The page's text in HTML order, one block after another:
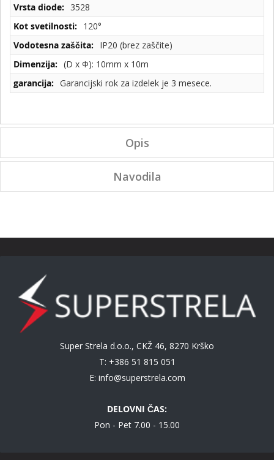
3528
120°
IP20 (brez zaščite)
(D x Φ): 10mm x 10m
Garancijski rok za izdelek je 3 mesece.
Opis
Navodila
Super Strela d.o.o., CKŽ 46, 8270 Krško
T: +386 51 815 051
E: info@superstrela.com
DELOVNI ČAS:
Pon - Pet 7.00 - 15.00